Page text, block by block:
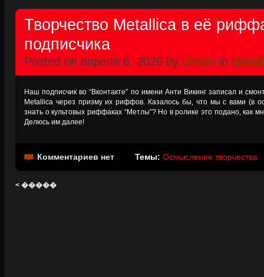
Творчество Metallica в её
подписчика
Posted on апреля 6, 2026 by Dimon in
Наш подписчик во “Вконтакте” по имени Анти Викинг записал и
Metallica через призму их риффов. Казалось бы, что мы с вами (в
знать о культовых риффаках “Метлы”? Но в ролике это подано, как
Делюсь им далее!
Комментариев нет Темы: Осмысление творчества
< �����